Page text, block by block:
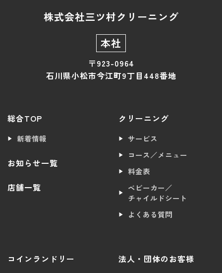
株式会社三ツ村クリーニング
本社
〒923-0964
石川県小松市今江町9丁目448番地
総合TOP
新着情報
お知らせ一覧
店舗一覧
クリーニング
サービス
コース／メニュー
料金表
ベビーカー／
チャイルドシート
よくある質問
コインランドリー 法人・団体のお客様